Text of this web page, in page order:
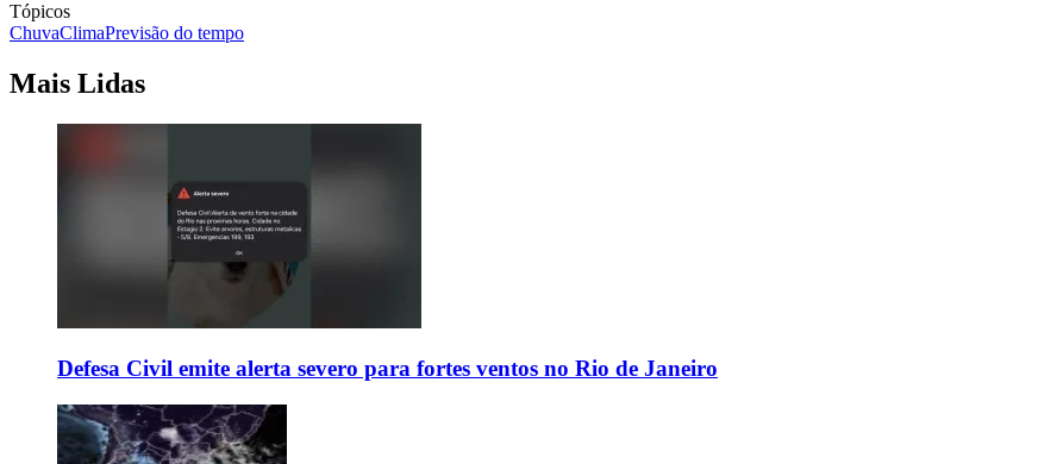
Tópicos
ChuvaClimaPrevisão do tempo
Mais Lidas
Defesa Civil emite alerta severo para fortes ventos no Rio de Janeiro